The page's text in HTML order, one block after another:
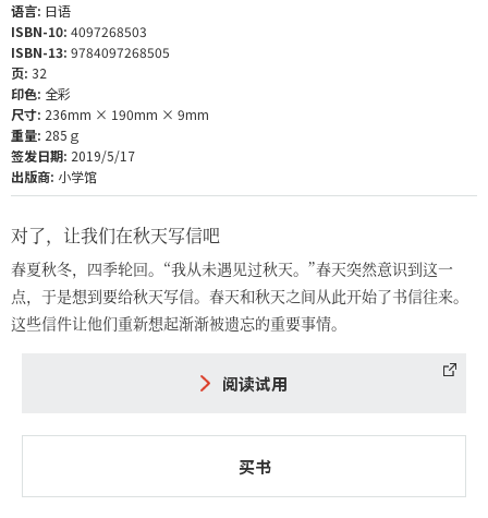
语言: 日语
ISBN-10: 4097268503
ISBN-13: 9784097268505
页: 32
印色: 全彩
尺寸: 236mm × 190mm × 9mm
重量: 285ｇ
签发日期: 2019/5/17
出版商: 小学馆
对了，让我们在秋天写信吧
春夏秋冬，四季轮回。“我从未遇见过秋天。”春天突然意识到这一
点，于是想到要给秋天写信。春天和秋天之间从此开始了书信往来。
这些信件让他们重新想起渐渐被遗忘的重要事情。
阅读试用
买书